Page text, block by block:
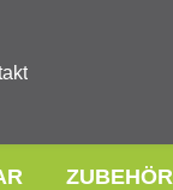
ZUBEHÖR